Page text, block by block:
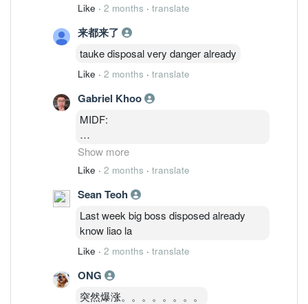
Like · 2 months · translate
来都来了
tauke disposal very danger already
Like · 2 months · translate
Gabriel Khoo
MIDF:
Revision in earnings forecasts and target
price. We made no changes to our FY26
However, we raised FY27 and FY28
earnings estimates by +37.1% and
+45.3% respectively. This was achieved
by assuming strong rebound in the RF
business, better monetisation effort for
the opto business as well as greater
earnings for the power management.
Show more
Like · 2 months · translate
Sean Teoh
Last week big boss disposed already
know liao la
Like · 2 months · translate
ONG
突然爆涨。。。。。。。。